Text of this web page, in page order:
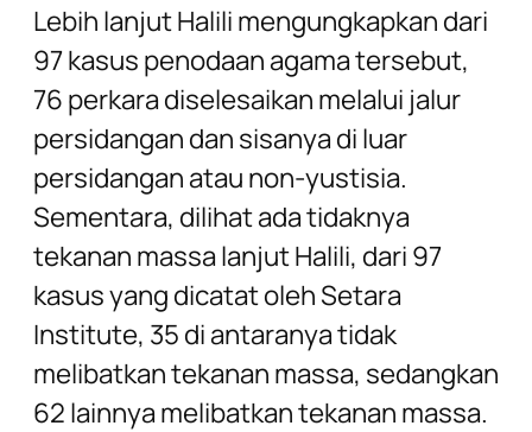
Lebih lanjut Halili mengungkapkan dari
97 kasus penodaan agama tersebut,
76 perkara diselesaikan melalui jalur
persidangan dan sisanya di luar
persidangan atau non-yustisia.
Sementara, dilihat ada tidaknya
tekanan massa lanjut Halili, dari 97
kasus yang dicatat oleh Setara
Institute, 35 di antaranya tidak
melibatkan tekanan massa, sedangkan
62 lainnya melibatkan tekanan massa.